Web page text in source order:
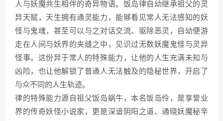
人与妖魔共生相伴的奇异物语。饭岛律自幼继承祖父的灵
异天赋，天生拥有通灵能力，能够看见常人无法感知的妖
怪与鬼魂，甚至可以与之对话交流、驱除恶灵，自幼便游
走在人间与妖界的夹缝之中，见识过无数妖魔鬼怪与灵异
怪事。这份异于常人的特殊能力，让他的人生充满未知与
凶险，也让他解锁了普通人无法触及的隐秘世界，开启了
与众不同的人生轨迹。
律的特殊能力源自祖父饭岛蜗牛，本名饭岛伶，是享誉业
界的传奇妖怪小说家，更是深谙阴阳之道、通晓妖魔秘辛